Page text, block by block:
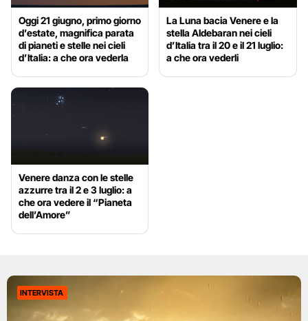
Oggi 21 giugno, primo giorno
d’estate, magnifica parata
di pianeti e stelle nei cieli
d’Italia: a che ora vederla
La Luna bacia Venere e la
stella Aldebaran nei cieli
d’Italia tra il 20 e il 21 luglio:
a che ora vederli
Venere danza con le stelle
azzurre tra il 2 e 3 luglio: a
che ora vedere il “Pianeta
dell’Amore”
INTERVISTA